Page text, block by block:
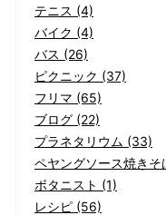
テニス (4)
バイク (4)
バス (26)
ピクニック (37)
フリマ (65)
ブログ (22)
プラネタリウム (33)
ペヤングソース焼きそ
ボタニスト (1)
レシピ (56)